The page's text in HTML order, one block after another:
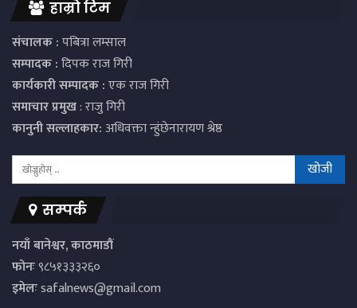
हाम्रो टिम
संचालक :पबित्रा लम्साल
सम्पादक :दिपक राज गिरी
कार्यकारी सम्पादक :एक राज गिरी
समाचार प्रमुख: राजु गिरी
कानुनी सल्लाहकार:अधिवक्ता न्हुंछेनारायण श्रेष्ठ
सम्पर्क
नयाँ बानेश्वर, काठमाडौं
फोनः९८५१३३३२६०
इमेलःsafalnews@gmail.com